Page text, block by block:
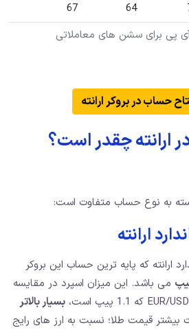
پی برای سشن های معاملاتی
64
67
حساب در بروکر ارانته
ارانته چقدر است؟
بسته به نوع حساب متفاوت است:
ارانته
ارانته که پایه ترین حساب این بروکر
می باشد. این میزان اسپرد در مقایسه
بسیار بالاتر
بیشتر قیمت طلا؛ نسبت به ارز های رایج